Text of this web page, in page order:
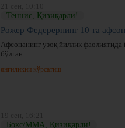
Теннис, Қизиқарли!
Рожер Федерернинг 10 та
Афсонанинг узоқ йиллик фаолиятида
бўлган.
янгиликни кўрсатиш
Бокс/ММА, Қизиқарли!